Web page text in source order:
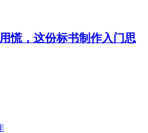
慌，这份标书制作入门思